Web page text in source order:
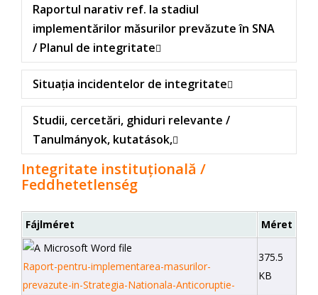
Raportul narativ ref. la stadiul
implementărilor măsurilor prevăzute în SNA
/ Planul de integritate
Situația incidentelor de integritate
Studii, cercetări, ghiduri relevante /
Tanulmányok, kutatások,
Integritate instituțională /
Feddhetetlenség
Fájlméret Méret
Raport-pentru-implementarea-masurilor-
prevazute-in-Strategia-Nationala-Anticoruptie-
375.5
KB